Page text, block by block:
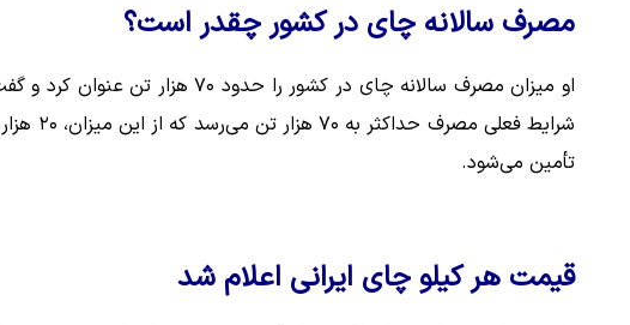
مصرف سالانه چای در کشور چقدر است؟
تأمین می‌شود.
قیمت هر کیلو چای ایرانی اعلام شد